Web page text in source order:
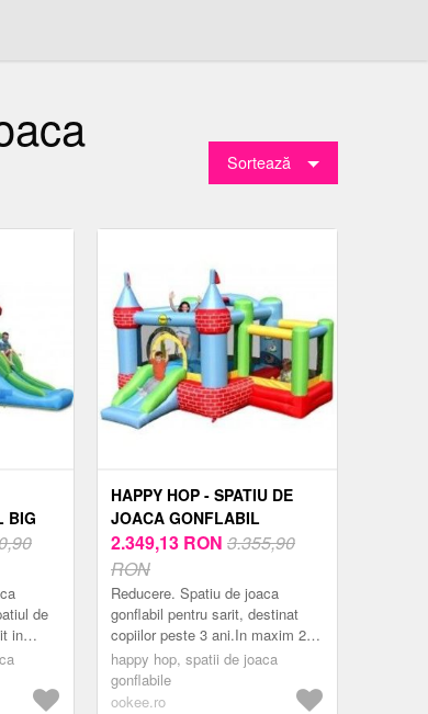
Sortează
BIG
de
in
HAPPY HOP - SPATIU DE
JOACA GONFLABIL
PENTRU SARIT - CASTEL
CU LOC DE JOACA CU BILE
2.349,13 RON 3.355,90
RON
Reducere. Spatiu de joaca
gonflabil pentru sarit, destinat
copiilor peste 3 ani.In maxim 2
minute spatiul de joaca este
pregatit pentru a fi explorat de
catr...
happy hop, spatii de joaca
gonflabile
ookee.ro